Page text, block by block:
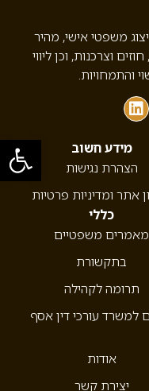
פתח
משפטי אישי, מהיר
וצרכנות, וכן ליווי
והתמחויות.
מידע חשוב
הצהרת נגישות
אתר ומדיניות פרטיות
כללי
מאמרים משפטיים
בתקשורת
תרומה לקהילה
למשרד עורכי דין אסף
אודות
יצירת קשר